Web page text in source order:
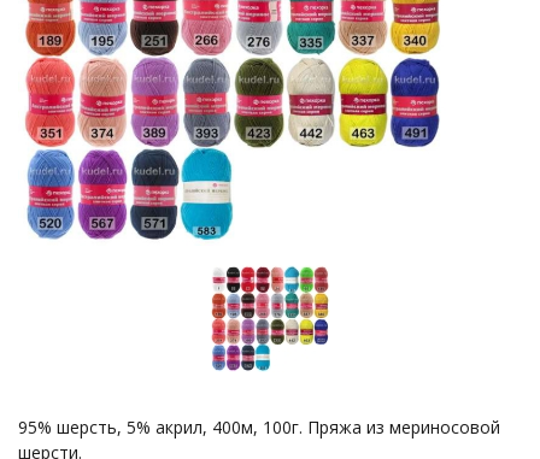
95% шерсть, 5% акрил, 400м, 100г. Пряжа из мериносовой
шерсти.